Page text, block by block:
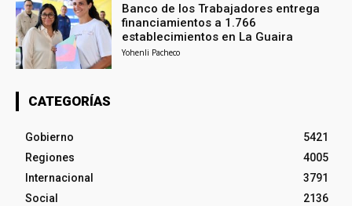
Banco de los Trabajadores entrega
financiamientos a 1.766
establecimientos en La Guaira
Yohenli Pacheco
CATEGORÍAS
Gobierno
5421
Regiones
4005
Internacional
3791
Social
2136